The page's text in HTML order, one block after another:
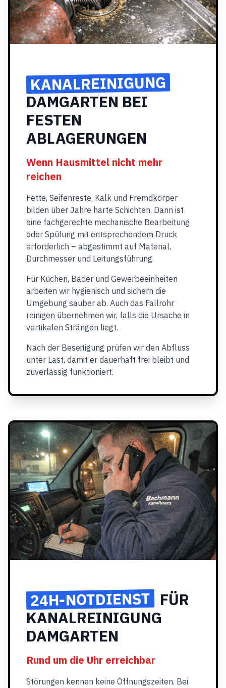
KANALREINIGUNG
DAMGARTEN BEI
FESTEN
ABLAGERUNGEN
Wenn Hausmittel nicht mehr
reichen
Fette, Seifenreste, Kalk und Fremdkörper
bilden über Jahre harte Schichten. Dann ist
eine fachgerechte mechanische Bearbeitung
oder Spülung mit entsprechendem Druck
erforderlich – abgestimmt auf Material,
Durchmesser und Leitungsführung.
Für Küchen, Bäder und Gewerbeeinheiten
arbeiten wir hygienisch und sichern die
Umgebung sauber ab. Auch das Fallrohr
reinigen übernehmen wir, falls die Ursache in
vertikalen Strängen liegt.
Nach der Beseitigung prüfen wir den Abfluss
unter Last, damit er dauerhaft frei bleibt und
zuverlässig funktioniert.
24H-NOTDIENST FÜR
KANALREINIGUNG
DAMGARTEN
Rund um die Uhr erreichbar
Störungen kennen keine Öffnungszeiten. Bei